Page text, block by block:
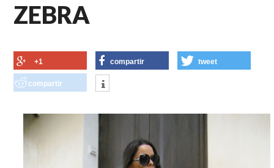
ZEBRA
+1 compartir tweet
compartir